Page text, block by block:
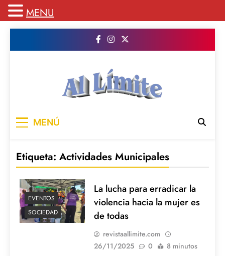
publicamos todo el contenido e informacion
MENÚ
Etiqueta: Actividades Municipales
EVENTOS
SOCIEDAD
La lucha para erradicar la
violencia hacia la mujer es
de todas
revistaallimite.com
26/11/2025
0 8 minutos
MENU